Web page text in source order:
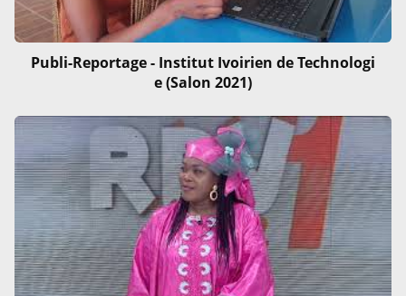
Publi-Reportage - Institut Ivoirien de Technologi
e (Salon 2021)